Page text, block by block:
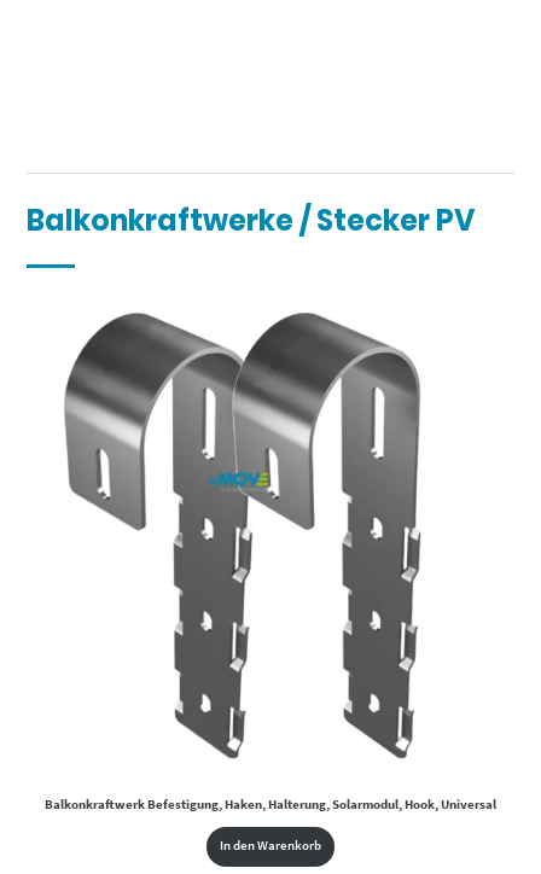
Balkonkraftwerke / Stecker PV
Balkonkraftwerk Befestigung, Haken, Halterung, Solarmodul, Hook, Universal
In den Warenkorb